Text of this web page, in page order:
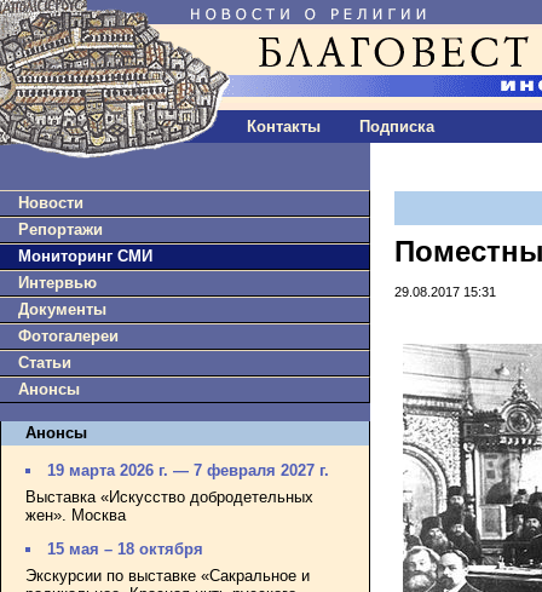
Контакты Подписка
Новости
Репортажи
Мониторинг СМИ
Интервью
Документы
Фотогалереи
Статьи
Анонсы
Анонсы
19 марта 2026 г. — 7 февраля 2027 г.
Выставка «Искусство добродетельных
жен». Москва
15 мая – 18 октября
Экскурсии по выставке «Сакральное и
29.08.2017 15:31